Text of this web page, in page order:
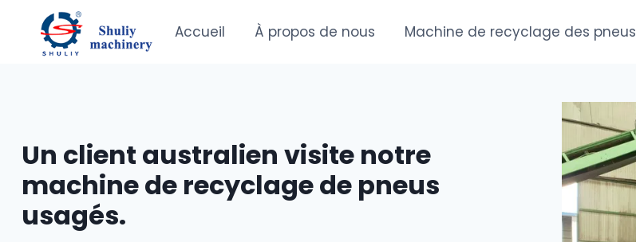
contenu
Accueil À propos de nous Machine de recyclage des pneus
Un client australien visite notre
machine de recyclage de pneus
usagés.